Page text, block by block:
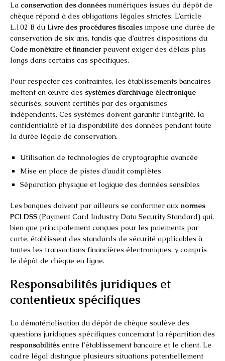
La conservation des données numériques issues du dépôt de
chèque répond à des obligations légales strictes. L’article
L.102 B du Livre des procédures fiscales impose une durée de
conservation de six ans, tandis que d’autres dispositions du
Code monétaire et financierpeuvent exiger des délais plus
longs dans certains cas spécifiques.
Pour respecter ces contraintes, les établissements bancaires
mettent en œuvre des systèmes d’archivage électronique
sécurisés, souvent certifiés par des organismes
indépendants. Ces systèmes doivent garantir l’intégrité, la
confidentialité et la disponibilité des données pendant toute
la durée légale de conservation.
Utilisation de technologies de cryptographie avancée
Mise en place de pistes d’audit complètes
Séparation physique et logique des données sensibles
Les banques doivent par ailleurs se conformer aux normes
PCI DSS (Payment Card Industry Data Security Standard) qui,
bien que principalement conçues pour les paiements par
carte, établissent des standards de sécurité applicables à
toutes les transactions financières électroniques, y compris
le dépôt de chèque en ligne.
Responsabilités juridiques et
contentieux spécifiques
La dématérialisation du dépôt de chèque soulève des
questions juridiques spécifiques concernant la répartition des
responsabilités entre l’établissement bancaire et le client. Le
cadre légal distingue plusieurs situations potentiellement